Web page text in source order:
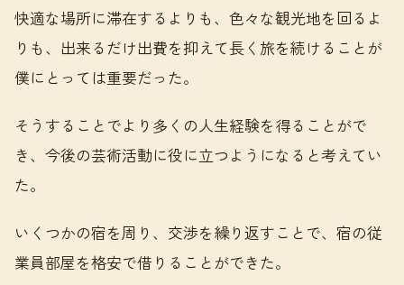
快適な場所に滞在するよりも、色々な観光地を回るよ
りも、出来るだけ出費を抑えて長く旅を続けることが
僕にとっては重要だった。
そうすることでより多くの人生経験を得ることがで
き、今後の芸術活動に役に立つようになると考えてい
た。
いくつかの宿を周り、交渉を繰り返すことで、宿の従
業員部屋を格安で借りることができた。